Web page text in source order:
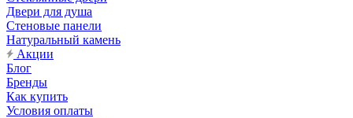
Двери для душа
Стеновые панели
Натуральный камень
Акции
Блог
Бренды
Как купить
Условия оплаты